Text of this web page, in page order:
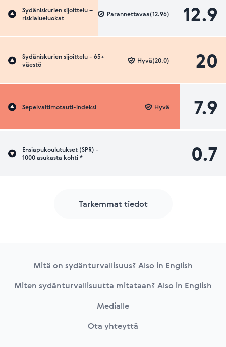
Sydäniskurien sijoittelu –
riskialueluokat
12.9
Parannettavaa(12.96)
Sydäniskurien sijoittelu - 65+
väestö
20
Hyvä(20.0)
Sepelvaltimotauti-indeksi 7.9
Hyvä
Ensiapukoulutukset (SPR) -
1000 asukasta kohti *
0.7
Tarkemmat tiedot
Mitä on sydänturvallisuus? Also in English
Miten sydänturvallisuutta mitataan? Also in English
Medialle
Ota yhteyttä